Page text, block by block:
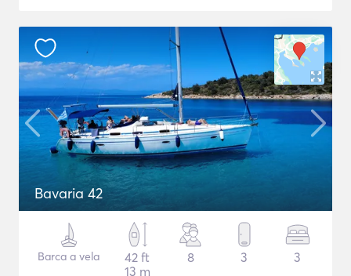
Bavaria 42
Barca a vela
42 ft
13 m
8 3 3